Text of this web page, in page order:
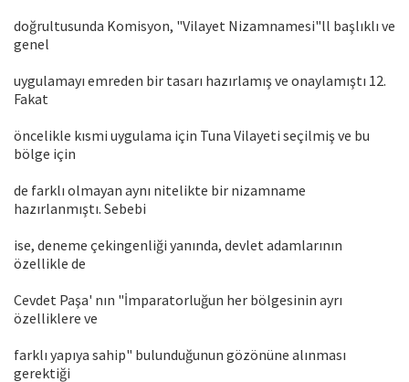
doğrultusunda Komisyon, "Vilayet Nizamnamesi"ll başlıklı ve
genel
uygulamayı emreden bir tasarı hazırlamış ve onaylamıştı 12.
Fakat
öncelikle kısmi uygulama için Tuna Vilayeti seçilmiş ve bu
bölge için
de farklı olmayan aynı nitelikte bir nizamname
hazırlanmıştı. Sebebi
ise, deneme çekingenliği yanında, devlet adamlarının
özellikle de
Cevdet Paşa' nın "İmparatorluğun her bölgesinin ayrı
özelliklere ve
farklı yapıya sahip" bulunduğunun gözönüne alınması
gerektiği